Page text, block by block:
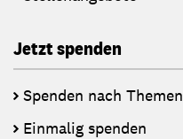
Jetzt spenden
Spenden nach Themen
Einmalig spenden